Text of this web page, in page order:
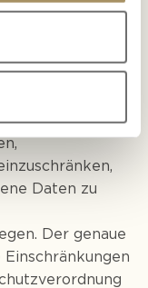
uns Auskunft
Recht, ihre
berichtigen,
Daten zu
Der genaue